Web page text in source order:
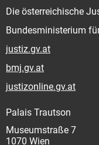
Die österreichische
Bundesministerium
justiz.gv.at
bmj.gv.at
justizonline.gv.at
Palais Trautson
Museumstraße 7
1070 Wien